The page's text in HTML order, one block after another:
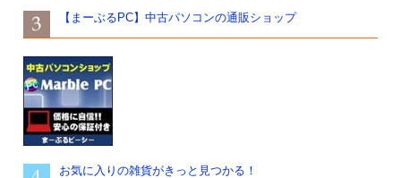
【まーぶるPC】中古パソコンの通販ショップ
お気に入りの雑貨がきっと見つかる！